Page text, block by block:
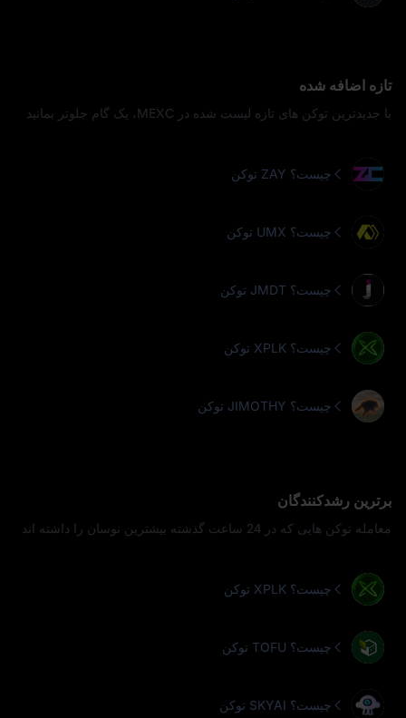
تازه اضافه شده
با جدیدترین توکن‌ های تازه‌ لیست‌ شده در MEXC، یک گام جلوتر بمانید
توکن ZAY چیست؟
توکن UMX چیست؟
توکن JMDT چیست؟
توکن XPLK چیست؟
توکن JIMOTHY چیست؟
برترین رشدکنندگان
معامله توکن‌ هایی که در 24 ساعت گذشته بیشترین نوسان را داشته‌ اند
توکن XPLK چیست؟
توکن TOFU چیست؟
توکن SKYAI چیست؟